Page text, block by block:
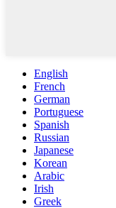
English
French
German
Portuguese
Spanish
Russian
Japanese
Korean
Arabic
Irish
Greek